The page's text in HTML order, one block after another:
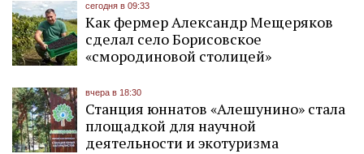
сегодня в 09:33
Как фермер Александр Мещеряков
сделал село Борисовское
«смородиновой столицей»
вчера в 18:30
Станция юннатов «Алешунино» стала
площадкой для научной
деятельности и экотуризма